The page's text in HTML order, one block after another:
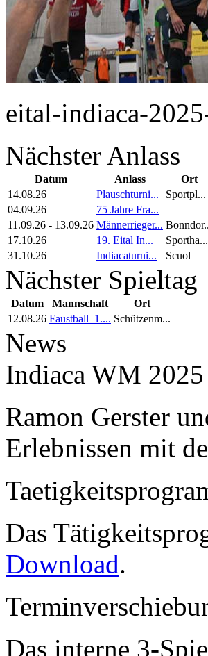
eital-indiaca-
Nächster Anlass
Datum Anlass
Ort
14.08.26
Plauschturni...
Sportpl...
04.09.26
75 Jahre Fra...
11.09.26 - 13.09.26 Männerrieger...
17.10.26
19. Eital In...
Sportha...
31.10.26
Indiacaturni... Scuol
Nächster Spieltag
Datum Mannschaft
Ort
12.08.26 Faustball_1.... Schützenm...
News
Indiaca WM
Ramon Gerster
Erlebnissen mit
Das
Download.
Das interne 3-